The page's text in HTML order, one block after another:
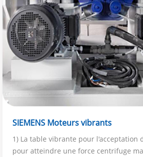
SIEMENS Moteurs vibrants
1) La table vibrante pour l'acceptation
pour atteindre une force centrifuge